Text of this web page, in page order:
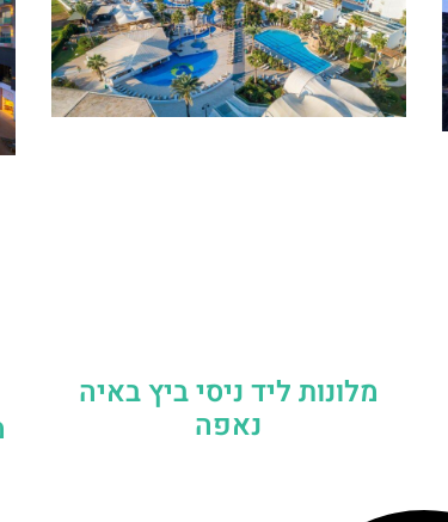
מלונות ליד ניסי ביץ באיה
נאפה